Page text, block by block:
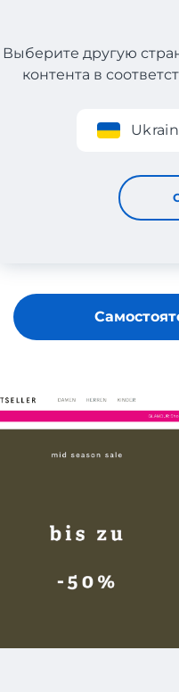
Регистрация
Выберите другую
контента в
Bestseller